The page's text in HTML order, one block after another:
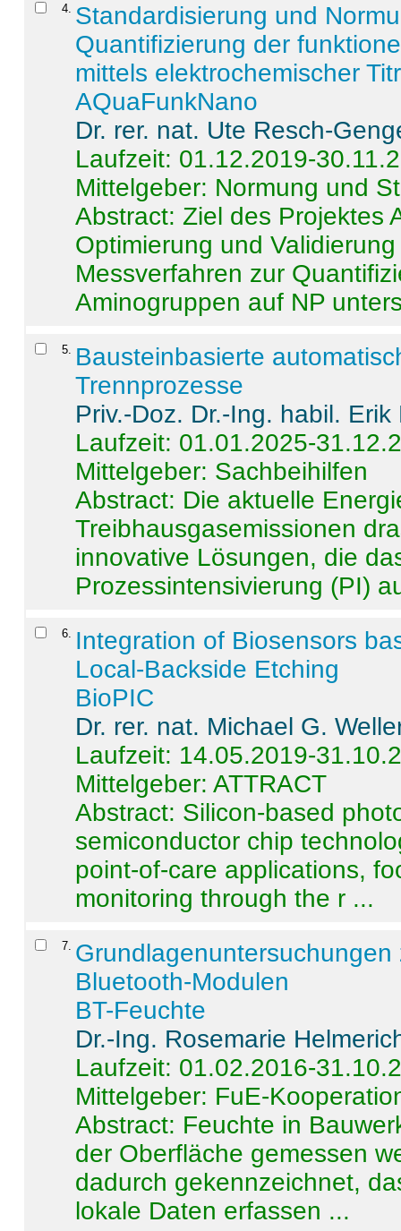
4 Standardisierung und
Quantifizierung der
mittels elektrochemischer
AQuaFunkNano
Dr. rer. nat. Ute Resch-
Laufzeit: 01.12.2019-
Mittelgeber: Normung und
Abstract:Ziel des Projektes
Optimierung und
Messverfahren zur
Aminogruppen auf NP
5
Bausteinbasierte
Trennprozesse
Priv.-Doz. Dr.-Ing. habil. Erik
Laufzeit: 01.01.2025-
Mittelgeber: Sachbeihilfen
Abstract: Die aktuelle
Treibhausgasemissionen
innovative Lösungen, die
Prozessintensivierung (PI)
6
Integration of Biosensors
Local-Backside Etching
BioPIC
Dr. rer. nat. Michael G.
Laufzeit: 14.05.2019-
Mittelgeber: ATTRACT
Abstract: Silicon-based
semiconductor chip
point-of-care applications,
monitoring through the r ...
7
Bluetooth-Modulen
BT-Feuchte
Dr.-Ing. Rosemarie
Laufzeit: 01.02.2016-
Mittelgeber: FuE-
Abstract: Feuchte in
der Oberfläche gemessen
dadurch gekennzeichnet,
lokale Daten erfassen ...